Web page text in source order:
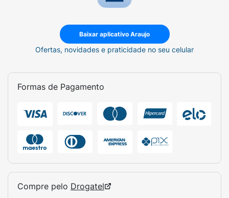
Baixar aplicativo Araujo
Ofertas, novidades e praticidade no seu celular
Formas de Pagamento
Compre pelo Drogatel